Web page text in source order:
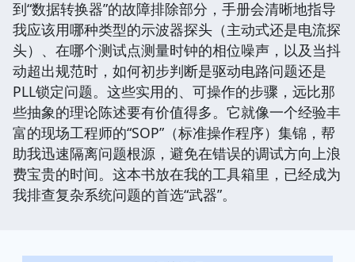
到“数据转换器”的故障排除部分，手册会清晰地指导
我应该用哪种类型的示波器探头（主动式还是电流探
头）、在哪个测试点测量时钟的相位噪声，以及当抖
动超出规范时，如何初步判断是驱动电路问题还是
PLL锁定问题。这些实用的、可操作的步骤，远比那
些抽象的理论陈述要有价值得多。它就像一个经验丰
富的现场工程师的“SOP”（标准操作程序）集锦，帮
助我迅速隔离问题根源，避免在错误的调试方向上浪
费宝贵的时间。这本书放在我的工具箱里，已经成为
我排查复杂系统问题的首选“武器”。